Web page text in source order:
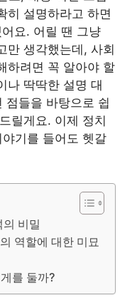
히 설명하라고 하면
요. 어릴 땐 그냥
만 생각했는데, 사회
하려면 꼭 알아야 할
나 딱딱한 설명 대
점들을 바탕으로 쉽
릴게요. 이제 정치
기를 들어도 헷갈
비밀
역할에 대한 미묘
를 둘까?